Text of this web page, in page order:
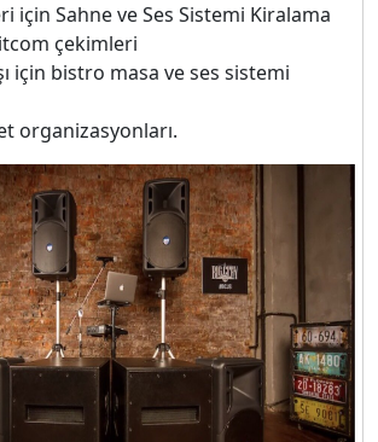
için Sahne ve Ses Sistemi Kiralama
çekimleri
için bistro masa ve ses sistemi
organizasyonları.